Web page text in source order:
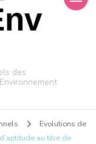
des
Evolutions de
au titre de